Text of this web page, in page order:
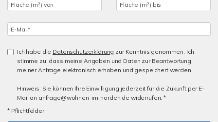
Ich habe die Datenschutzerklärung zur Kenntnis genommen. Ich
stimme zu, dass meine Angaben und Daten zur Beantwortung
meiner Anfrage elektronisch erhoben und gespeichert werden.
Hinweis: Sie können Ihre Einwilligung jederzeit für die Zukunft per E-
Mail an anfrage@wohnen-im-norden.de widerrufen. *
* Pflichtfelder